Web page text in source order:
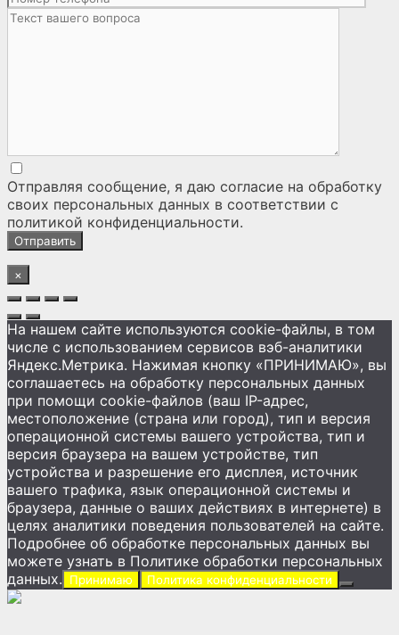
Отправляя сообщение, я даю согласие на обработку
своих персональных данных в соответствии с
политикой конфиденциальности.
×
На нашем сайте используются cookie-файлы, в том
числе с использованием сервисов вэб-аналитики
Яндекс.Метрика. Нажимая кнопку «ПРИНИМАЮ», вы
соглашаетесь на обработку персональных данных
при помощи cookie-файлов (ваш IP-адрес,
местоположение (страна или город), тип и версия
операционной системы вашего устройства, тип и
версия браузера на вашем устройстве, тип
устройства и разрешение его дисплея, источник
вашего трафика, язык операционной системы и
браузера, данные о ваших действиях в интернете) в
целях аналитики поведения пользователей на сайте.
Подробнее об обработке персональных данных вы
можете узнать в Политике обработки персональных
данных.
Принимаю Политика конфиденциальности